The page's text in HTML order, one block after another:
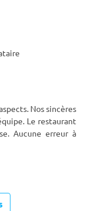
Nos sincères
Le restaurant
Aucune erreur à